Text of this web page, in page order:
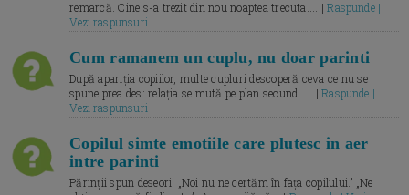
remarcă. Cine s-a trezit din nou noaptea trecuta.... |Raspunde |
Vezi raspunsuri
Cum ramanem un cuplu, nu doar parinti
După apariția copiilor, multe cupluri descoperă ceva ce nu se
spune prea des: relația se mută pe plan secund. ... |Raspunde |
Vezi raspunsuri
Copilul simte emotiile care plutesc in aer
intre parinti
Părinții spun deseori: „Noi nu ne certăm în fața copilului.” „Ne